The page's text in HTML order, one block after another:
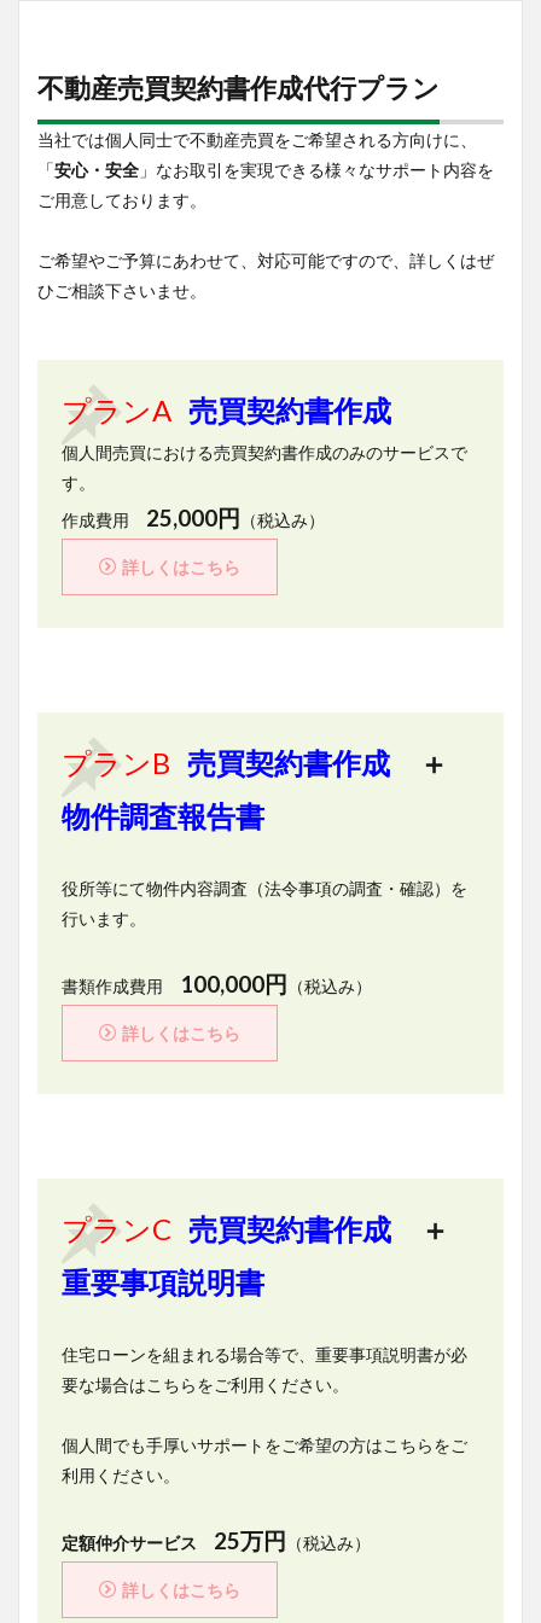
不動産売買契約書作成代行プラン
当社では個人同士で不動産売買をご希望される方向けに、
「安心・安全 」なお取引を実現できる様々なサポート内容を
ご用意しております。
ご希望やご予算にあわせて、対応可能ですので、詳しくはぜ
ひご相談下さいませ。
プランA 売買契約書作成
個人間売買における売買契約書作成のみのサービスで
す。
作成費用 25,000円 （税込み）
詳しくはこちら
プランB 売買契約書作成 ＋
物件調査報告書
役所等にて物件内容調査（法令事項の調査・確認）を
行います。
書類作成費用 100,000円 （税込み）
詳しくはこちら
プランC 売買契約書作成 ＋
重要事項説明書
住宅ローンを組まれる場合等で、重要事項説明書が必
要な場合はこちらをご利用ください。
個人間でも手厚いサポートをご希望の方はこちらをご
利用ください。
定額仲介サービス 25万円 （税込み）
詳しくはこちら